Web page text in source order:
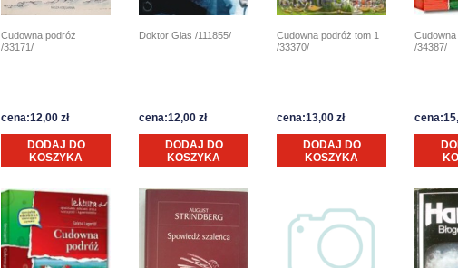
Cudowna podróż
/33171/
cena:12,00 zł
DODAJ DO
KOSZYKA
Doktor Glas /111855/
cena:12,00 zł
DODAJ DO
KOSZYKA
Cudowna podróż tom 1
/33370/
cena:13,00 zł
DODAJ DO
KOSZYKA
/34387/